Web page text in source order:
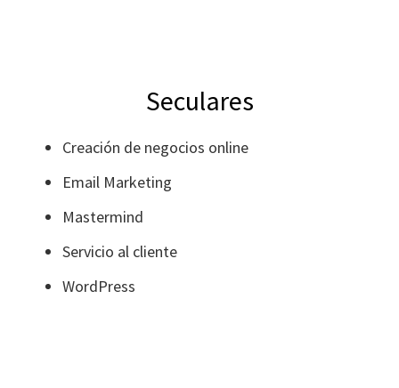
Seculares
Creación de negocios online
Email Marketing
Mastermind
Servicio al cliente
WordPress